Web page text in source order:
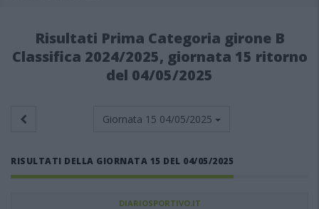
Risultati Prima Categoria girone B
Classifica 2024/2025, giornata 15 ritorno
del 04/05/2025
Giornata 15 04/05/2025
RISULTATI DELLA GIORNATA 15 DEL 04/05/2025
DIARIOSPORTIVO.IT